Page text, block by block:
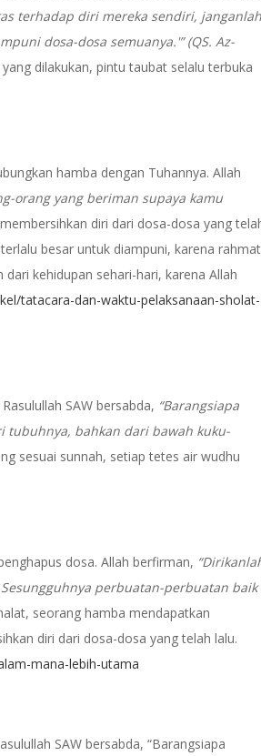
terhadap diri mereka sendiri, janganlah
dosa-dosa semuanya.'” (QS. Az-
dilakukan, pintu taubat selalu terbuka
hamba dengan Tuhannya. Allah
orang yang beriman supaya kamu
diri dari dosa-dosa yang
besar untuk diampuni, karena rahmat
kehidupan sehari-hari, karena Allah
tatacara-dan-waktu-pelaksanaan-sholat-
SAW bersabda, “Barangsiapa
tubuhnya, bahkan dari bawah kuku-
sesuai sunnah, setiap tetes air wudhu
dosa. Allah berfirman,
perbuatan-perbuatan baik
seorang hamba mendapatkan
diri dari dosa-dosa yang telah lalu.
mana-lebih-utama
SAW bersabda, “Barangsiapa